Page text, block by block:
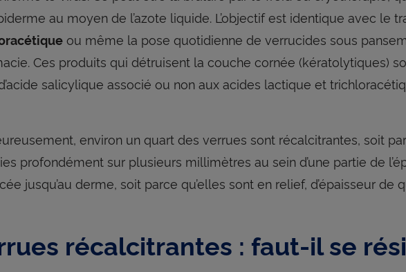
au moyen de l’azote liquide. L’objectif est identique avec le
ou même la pose quotidienne de verrucides sous
Ces produits qui détruisent la couche cornée (kératolytiques)
salicylique associé ou non aux acides lactique et
environ un quart des verrues sont récalcitrantes, soit
profondément sur plusieurs millimètres au sein d’une partie de
jusqu’au derme, soit parce qu’elles sont en relief, d’épaisseur de
récalcitrantes : faut-il se